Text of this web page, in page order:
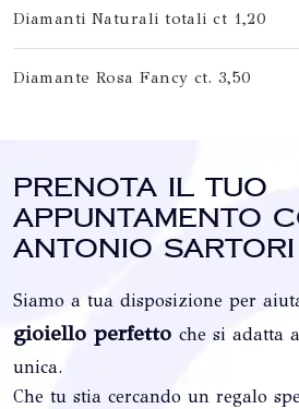
Diamanti Naturali totali ct 1,20
Diamante Rosa Fancy ct. 3,50
Prenota il tuo
appuntamento
Antonio Sartori
Siamo a tua disposizione per
gioiello perfetto che si adatta
unica.
Che tu stia cercando un regalo